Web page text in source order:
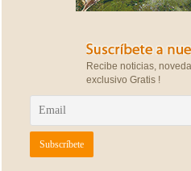
Recibe noticias,
exclusivo Gratis !